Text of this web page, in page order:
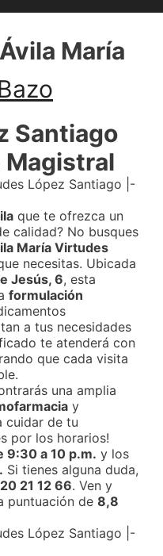
María
Santiago
Magistral
que te ofrezca un
calidad? No busques
María Virtudes
necesitas. Ubicada
Jesús, 6, esta
formulación
a tus necesidades
te atenderá con
que cada visita
una amplia
y
cuidar de tu
por los horarios!
9:30 a 10 p.m. y los
Si tienes alguna duda,
21 12 66. Ven y
puntuación de 8,8